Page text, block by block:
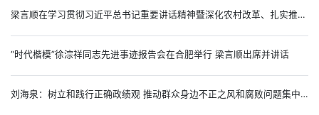
梁言顺在学习贯彻习近平总书记重要讲话精神暨深化农村改革、扎实推进乡村全面振兴座谈会上强调 赓续改革基因 夯实发展根基 推动乡村全面振兴不断取得新的更大进展 王清宪出席
“时代楷模”徐淙祥同志先进事迹报告会在合肥举行 梁言顺出席并讲话
刘海泉：树立和践行正确政绩观 推动群众身边不正之风和腐败问题集中整治、“三化”建设年行动取得实效